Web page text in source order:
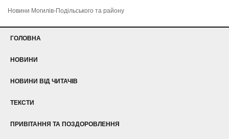
Новини Могилів-Подільського та району
ГОЛОВНА
НОВИНИ
НОВИНИ ВІД ЧИТАЧІВ
ТЕКСТИ
ПРИВІТАННЯ ТА ПОЗДОРОВЛЕННЯ